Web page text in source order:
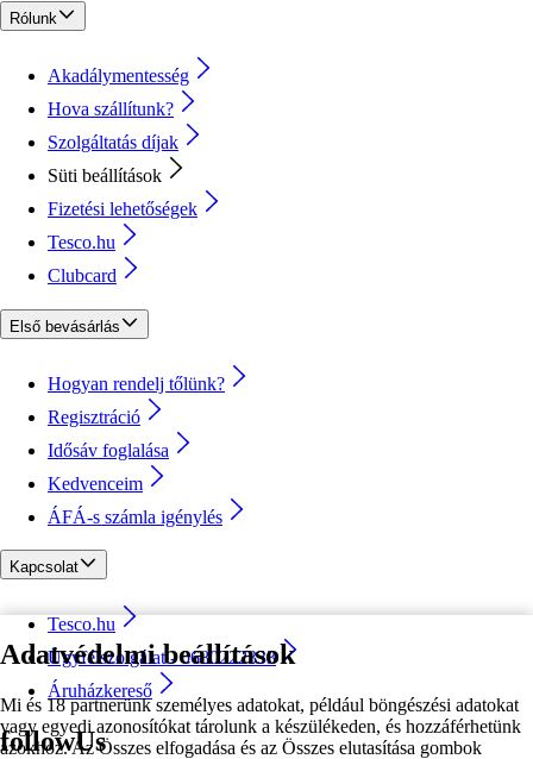
Adatvédelmi beállítások
Mi és 18 partnerünk személyes adatokat, például böngészési adatokat
vagy egyedi azonosítókat tárolunk a készülékeden, és hozzáférhetünk
azokhoz. Az Összes elfogadása és az Összes elutasítása gombok
Rólunk
Akadálymentesség
Hova szállítunk?
Szolgáltatás díjak
Süti beállítások
Fizetési lehetőségek
Tesco.hu
Clubcard
Első bevásárlás
Hogyan rendelj tőlünk?
Regisztráció
Idősáv foglalása
Kedvenceim
ÁFÁ-s számla igénylés
Kapcsolat
Tesco.hu
Ügyfélszolgálat - 0680222333
Áruházkereső
followUs